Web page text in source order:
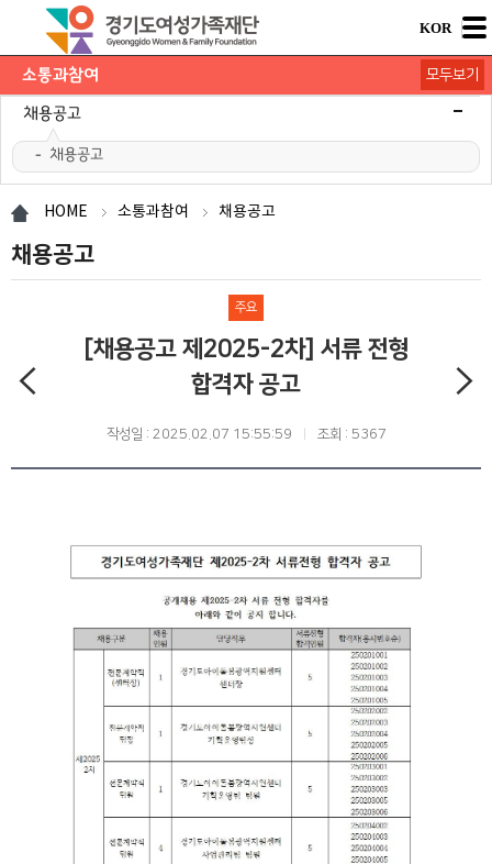
KOR
소통과참여
공지사항
채용공고
채용공고
모집/행사
카드뉴스
언론보도
도민의 의견
재단 간행물
모두보기
HOME 소통과참여 채용공고
채용공고
주요
[채용공고 제2025-2차] 서류 전형
합격자 공고
작성일 : 2025.02.07 15:55:59 조회 : 5367